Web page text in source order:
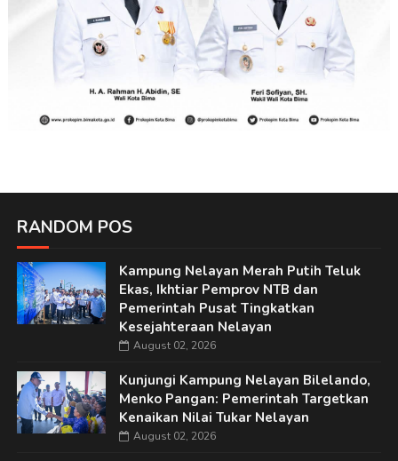
RANDOM POS
Kampung Nelayan Merah Putih Teluk
Ekas, Ikhtiar Pemprov NTB dan
Pemerintah Pusat Tingkatkan
Kesejahteraan Nelayan
August 02, 2026
Kunjungi Kampung Nelayan Bilelando,
Menko Pangan: Pemerintah Targetkan
Kenaikan Nilai Tukar Nelayan
August 02, 2026